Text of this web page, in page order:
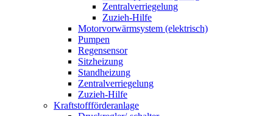
Zentralverriegelung
Zuzieh-Hilfe
Motorvorwärmsystem (elektrisch)
Pumpen
Regensensor
Sitzheizung
Standheizung
Zentralverriegelung
Zuzieh-Hilfe
Kraftstoffförderanlage